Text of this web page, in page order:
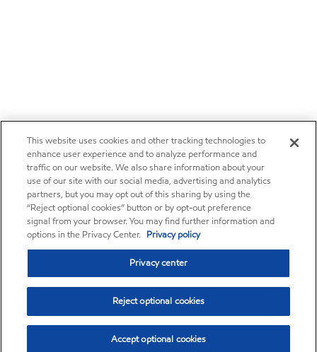
This website uses cookies and other tracking technologies to
enhance user experience and to analyze performance and
traffic on our website. We also share information about your
use of our site with our social media, advertising and analytics
partners, but you may opt out of this sharing by using the
“Reject optional cookies” button or by opt-out preference
signal from your browser. You may find further information and
options in the Privacy Center. Privacy policy
Privacy center
Reject optional cookies
Accept optional cookies